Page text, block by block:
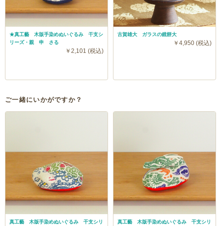
★真工藝 木版手染めぬいぐるみ 干支シ
リーズ・親 申 さる
￥2,101 (税込)
古賀雄大 ガラスの鏡餅大
￥4,950 (税込)
ご一緒にいかがですか？
真工藝 木版手染めぬいぐるみ 干支シリ
真工藝 木版手染めぬいぐるみ 干支シリ